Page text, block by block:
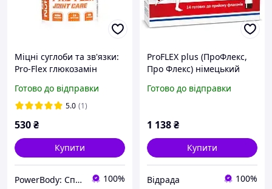
Міцні суглоби та зв'язки:
Pro-Flex глюкозамін
Germany 100 капсул
Готово до відправки
5.0 (1)
530₴
Купити
PowerBody: Спортивное питание Без Переплат 100%
ProFLEX plus (ПроФлекс,
Про Флекс) німецький
суглобів від компанії
Готово до відправки
1 138₴
Купити
Відрада 100%